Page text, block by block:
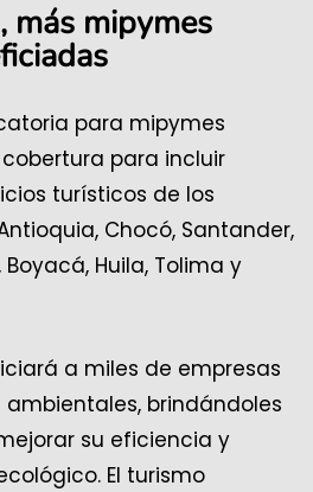
más mipymes
para mipymes
para incluir
turísticos de los
Chocó, Santander,
Huila, Tolima y
a miles de empresas
brindándoles
su eficiencia y
El turismo